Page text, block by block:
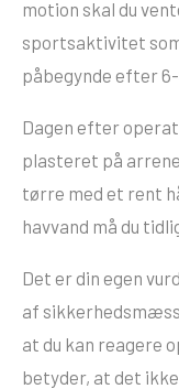
motion skal du
sportsaktivitet
påbegynde efter 6-
Dagen efter
plasteret på
tørre med et rent
havvand må du
Det er din egen
af
at du kan reagere
betyder, at det